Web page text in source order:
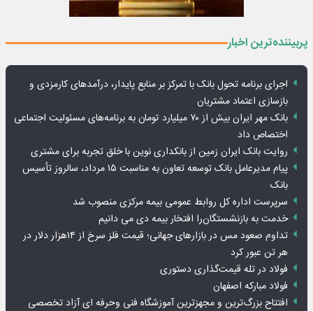
پربیننده‌ترین اخبار
اجرای برنامه تحول بانک با تمرکز بر منابع پایدار، درآمدهای کارمزدی و
بازسازی اعتماد مشتریان
بانک مهر ایران بیش از ۷۰ میلیارد تومان به برنامه‌های مسئولیت اجتماعی
اختصاص داد
روایت بانک ایران زمین از بانکداری نوین با خلق تجربه برای مشتری
پیام مدیرعامل بانک توسعه تعاون به مناسبت ۱۵ مرداد، سالروز تأسیس
بانک
سرپرست اداره کل روابط عمومی بیمه مرکزی منصوب شد
خدمت به بازنشستگان‌را افتخار بیمه دی می دانیم
تداوم صعود مس در بازارهای جهانی؛ قیمت فلز سرخ از ۱۴هزار دلار در
هر تن عبور کرد
فولاد در تله قیمت‌گذاری دستوری
فولاد مبارکه اصفهان
افتتاح بزرگ‌ترین و مجهزترین آموزشگاه فنی وحرفه ای آزاد تخصصی